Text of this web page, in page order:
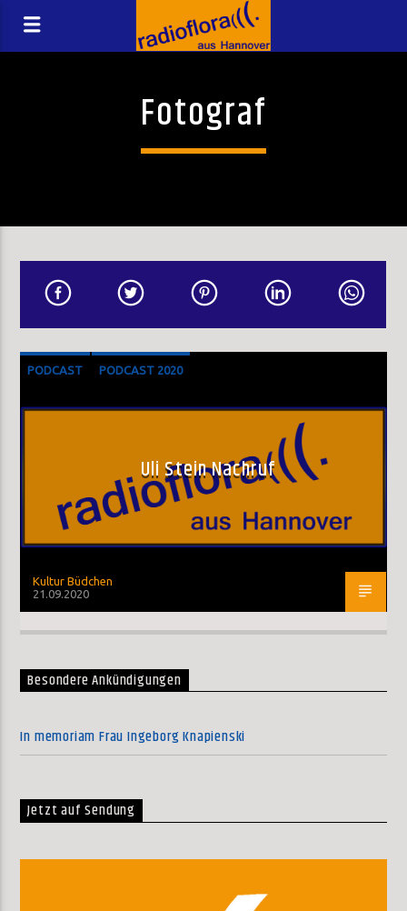
Fotograf
PODCAST PODCAST 2020
Uli Stein Nachruf
Kultur Büdchen
21.09.2020
Besondere Ankündigungen
In memoriam Frau Ingeborg Knapienski
Jetzt auf Sendung